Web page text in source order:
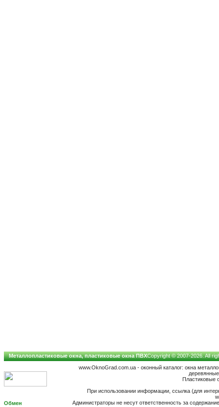
Металлопластиковые окна, пластиковые окна ПВХCopyright © 2007-2026. All
www.OknoGrad.com.ua - оконный каталог: окна
Пластиковые
При использовании информации, ссылка (для
Администраторы не несут ответственность за
Обмен